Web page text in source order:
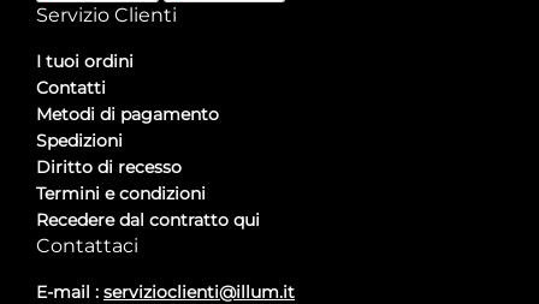
Servizio Clienti
I tuoi ordini
Contatti
Metodi di pagamento
Spedizioni
Diritto di recesso
Termini e condizioni
Recedere dal contratto qui
Contattaci
E-mail : servizioclienti@illum.it